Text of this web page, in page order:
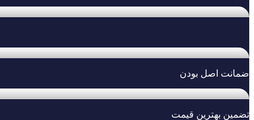
ضمانت اصل بودن
تضمین بهترین قیمت